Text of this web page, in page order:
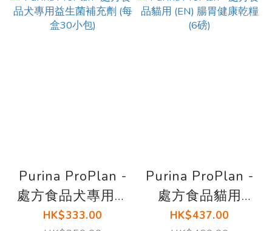
Purina ProPlan -
處方食品犬專用益
生菌補充劑 (每盒
HK$333.00
Purina ProPlan -
處方食品貓用
(EN) 腸胃健康乾
HK$437.00